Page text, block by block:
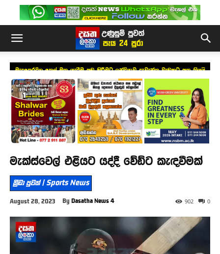
මැදපෙරදිග තෙල් මත යැපීම අඩු කිරීමට ඉන්දියාව දැවැන්ත වැඩකට අත තියයි
මැක්ස්වෙල් එළියට යද්දී වේඩ්ට කැඳවීමක්
ක්‍රීඩා පුවත් | Sports News
August 28, 2023 By Dasatha News 4 0
902